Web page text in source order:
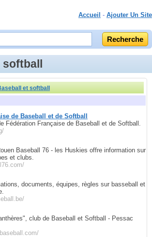
Accueil - Ajouter Un Site
et softball
de Baseball et de Softball
Fédération Française de Baseball et de Softball.
Baseball 76 - les Huskies offre information sur
et clubs.
documents, équipes, règles sur basseball et
club de Baseball et Softball - Pessac